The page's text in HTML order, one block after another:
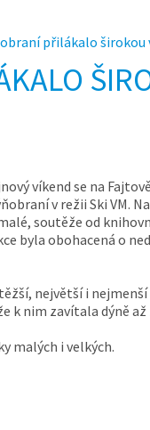
přilákalo širokou
víkend se na
v režii Ski VM.
soutěže od
byla obohacená o
největší i nejmenší
k nim zavítala dýně až
malých i velkých.